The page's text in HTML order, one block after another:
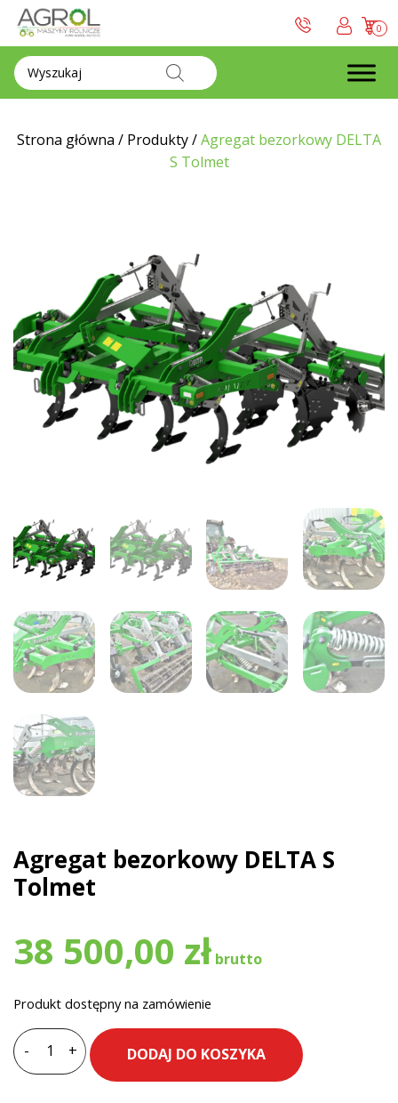
0
Wyszukiwarka
produktów
Strona główna / Produkty/Agregat bezorkowy DELTA
S Tolmet
Agregat bezorkowy DELTA S
Tolmet
38 500,00 zł
Produkt dostępny na zamówienie
-
ilość
+ DODAJ DO KOSZYKA